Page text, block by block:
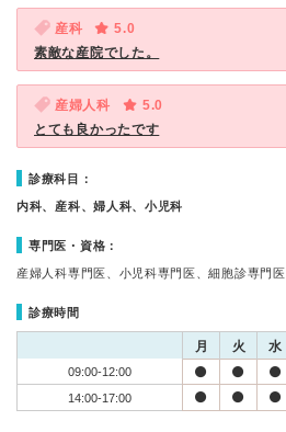
産科
5.0
素敵な産院でした。
産婦人科
5.0
とても良かったです
診療科目：
内科、産科、婦人科、小児科
専門医・資格：
産婦人科専門医、小児科専門医、細胞診専門医
診療時間
月 火 水
09:00-12:00
14:00-17:00